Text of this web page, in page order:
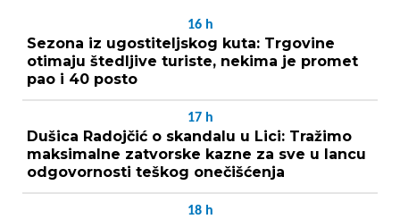
16 h
Sezona iz ugostiteljskog kuta: Trgovine
otimaju štedljive turiste, nekima je promet
pao i 40 posto
17 h
Dušica Radojčić o skandalu u Lici: Tražimo
maksimalne zatvorske kazne za sve u lancu
odgovornosti teškog onečišćenja
18 h